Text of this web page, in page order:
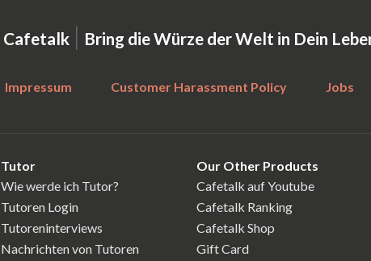
Cafetalk | Bring die Würze der Welt in Dein
Impressum Customer Harassment Policy Jobs
Tutor
Wie werde ich Tutor?
Tutoren Login
Tutoreninterviews
Nachrichten von Tutoren
Our Other Products
Cafetalk auf Youtube
Cafetalk Ranking
Cafetalk Shop
Gift Card